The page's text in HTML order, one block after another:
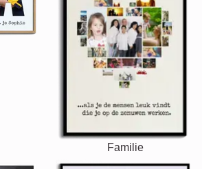
Familie